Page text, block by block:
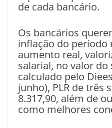
de cada bancário.
Os bancários
inflação do período
aumento real,
salarial, no valor
calculado pelo
junho), PLR de três
8.317,90, além de
como melhores